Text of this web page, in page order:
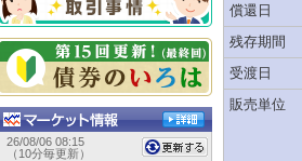
償還日
残存期間
受渡日
販売単位